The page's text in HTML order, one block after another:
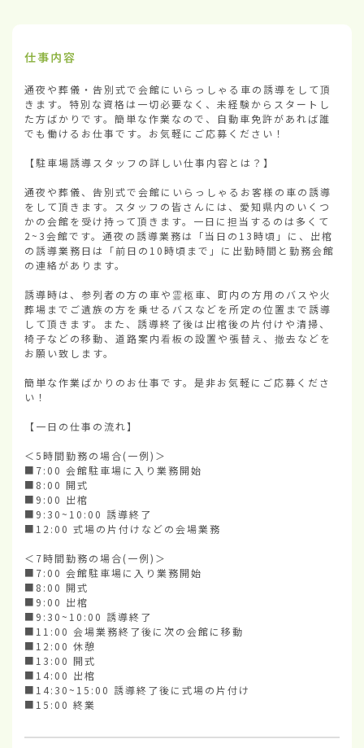
仕事内容
通夜や葬儀・告別式で会館にいらっしゃる車の誘導をして頂
きます。特別な資格は一切必要なく、未経験からスタートし
た方ばかりです。簡単な作業なので、自動車免許があれば誰
でも働けるお仕事です。お気軽にご応募ください！
【駐車場誘導スタッフの詳しい仕事内容とは？】
通夜や葬儀、告別式で会館にいらっしゃるお客様の車の誘導
をして頂きます。スタッフの皆さんには、愛知県内のいくつ
かの会館を受け持って頂きます。一日に担当するのは多くて
2~3会館です。通夜の誘導業務は「当日の13時頃」に、出棺
の誘導業務日は「前日の10時頃まで」に出勤時間と勤務会館
の連絡があります。
誘導時は、参列者の方の車や霊柩車、町内の方用のバスや火
葬場までご遺族の方を乗せるバスなどを所定の位置まで誘導
して頂きます。また、誘導終了後は出棺後の片付けや清掃、
椅子などの移動、道路案内看板の設置や張替え、撤去などを
お願い致します。
簡単な作業ばかりのお仕事です。是非お気軽にご応募くださ
い！
【一日の仕事の流れ】
＜5時間勤務の場合(一例)＞
■7:00 会館駐車場に入り業務開始
■8:00 開式
■9:00 出棺
■9:30~10:00 誘導終了
■12:00 式場の片付けなどの会場業務
＜7時間勤務の場合(一例)＞
■7:00 会館駐車場に入り業務開始
■8:00 開式
■9:00 出棺
■9:30~10:00 誘導終了
■11:00 会場業務終了後に次の会館に移動
■12:00 休憩
■13:00 開式
■14:00 出棺
■14:30~15:00 誘導終了後に式場の片付け
■15:00 終業